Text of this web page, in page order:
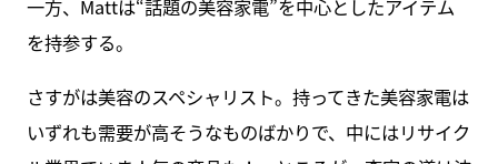
一方、Mattは“話題の美容家電”を中心としたアイテム
を持参する。
さすがは美容のスペシャリスト。持ってきた美容家電は
いずれも需要が高そうなものばかりで、中にはリサイク